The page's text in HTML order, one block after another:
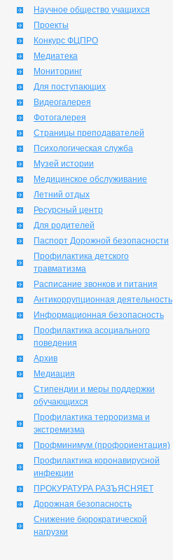
Научное общество учащихся
Проекты
Конкурс ФЦПРО
Медиатека
Мониторинг
Для поступающих
Видеогалерея
Фотогалерея
Страницы преподавателей
Психологическая служба
Музей истории
Медицинское обслуживание
Летний отдых
Ресурсный центр
Для родителей
Паспорт Дорожной безопасности
Профилактика детского
травматизма
Расписание звонков и питания
Антикоррупционная деятельность
Информационная безопасность
Профилактика асоциального
поведения
Архив
Медиация
Стипендии и меры поддержки
обучающихся
Профилактика терроризма и
экстремизма
Профминимум (профориентация)
Профилактика коронавирусной
инфекции
ПРОКУРАТУРА РАЗЪЯСНЯЕТ
Дорожная безопасность
Снижение бюрократической
нагрузки